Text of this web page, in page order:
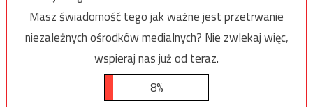
Masz świadomość tego jak ważne jest przetrwanie
niezależnych ośrodków medialnych? Nie zwlekaj więc,
wspieraj nas już od teraz.
8%